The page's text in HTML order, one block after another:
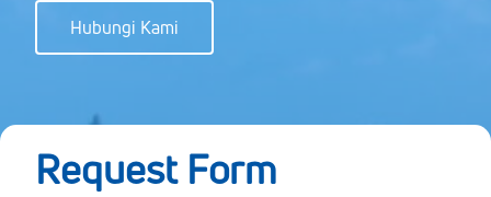
Hubungi Kami
Request Form